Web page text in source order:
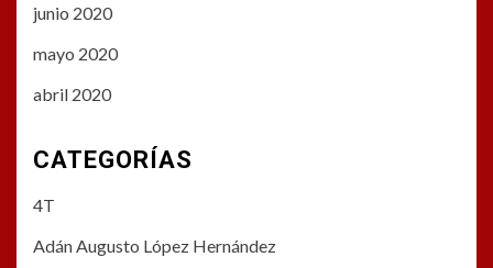
junio 2020
mayo 2020
abril 2020
CATEGORÍAS
4T
Adán Augusto López Hernández